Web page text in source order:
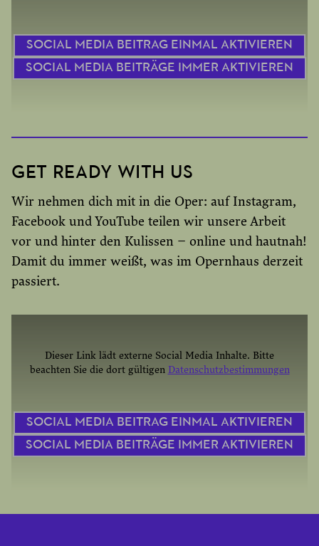
SOCIAL MEDIA BEITRAG EINMAL AKTIVIEREN
SOCIAL MEDIA BEITRÄGE IMMER AKTIVIEREN
GET READY WITH US
Wir nehmen dich mit in die Oper: auf Instagram,
Facebook und YouTube teilen wir unsere Arbeit
vor und hinter den Kulissen – online und hautnah!
Damit du immer weißt, was im Opernhaus derzeit
passiert.
Dieser Link lädt externe Social Media Inhalte. Bitte
beachten Sie die dort gültigen Datenschutzbestimmungen
SOCIAL MEDIA BEITRAG EINMAL AKTIVIEREN
SOCIAL MEDIA BEITRÄGE IMMER AKTIVIEREN